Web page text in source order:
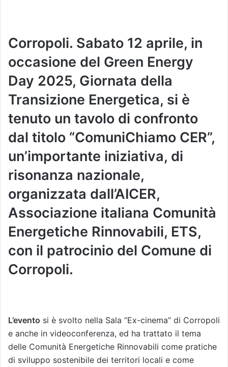
Corropoli. Sabato 12 aprile, in
occasione del Green Energy
Day 2025, Giornata della
Transizione Energetica, si è
tenuto un tavolo di confronto
dal titolo “ComuniChiamo CER”,
un’importante iniziativa, di
risonanza nazionale,
organizzata dall’AICER,
Associazione italiana Comunità
Energetiche Rinnovabili, ETS,
con il patrocinio del Comune di
Corropoli.
L’evento si è svolto nella Sala “Ex-cinema” di Corropoli
e anche in videoconferenza, ed ha trattato il tema
delle Comunità Energetiche Rinnovabili come pratiche
di sviluppo sostenibile dei territori locali e come